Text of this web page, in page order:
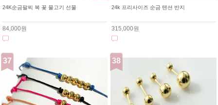
24K순금팔찌 복 꽃 물고기 선물
84,000원
24k 프리사이즈 순금 텐션 반지
315,000원